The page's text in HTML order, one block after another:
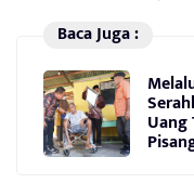
Baca Juga :
Uang